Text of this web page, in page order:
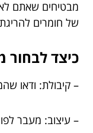
מבטיחים שאתם
של חומרים
כיצד
– קיבולת: ודאו
– עיצוב: מעבר